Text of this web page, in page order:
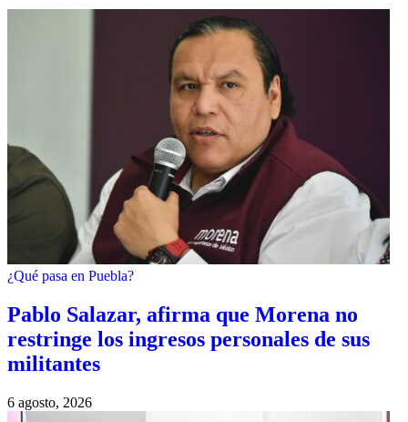
¿Qué pasa en Puebla?
Pablo Salazar, afirma que Morena no
restringe los ingresos personales de sus
militantes
6 agosto, 2026